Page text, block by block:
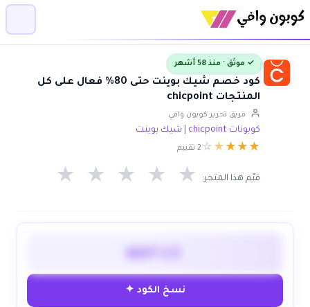
✓ موثق · منذ 58 أشهر
كود خصم شيك بوينت حتى 80% فعال على كل
المنتجات chicpoint
فريق تحرير كوبون وافي
كوبونات chicpoint | شيك بوينت
★
★
★
★
☆ 2 تقييم
قيّم هذا المتجر: ★ ★ ★ ★ ★
WAF15
نسخ الكود ✦